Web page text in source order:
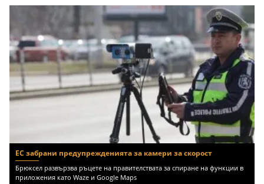
ЕС забрани предупрежденията за камери за скорост
Брюксел развързва ръцете на правителствата за спиране на функции в
приложения като Waze и Google Maps